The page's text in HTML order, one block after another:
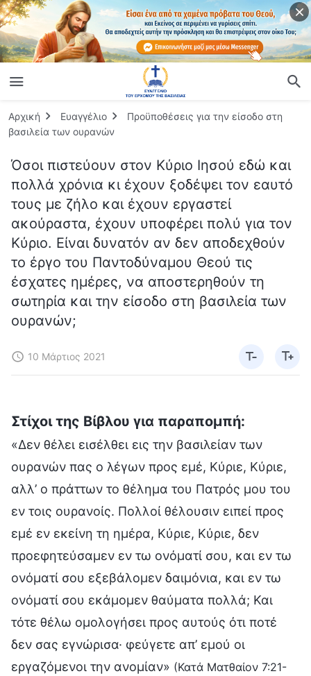
Αρχική Ευαγγέλιο
Προϋποθέσεις για την είσοδο στη
βασιλεία των ουρανών
Όσοι πιστεύουν στον Κύριο Ιησού εδώ και
πολλά χρόνια κι έχουν ξοδέψει τον εαυτό
τους με ζήλο και έχουν εργαστεί
ακούραστα, έχουν υποφέρει πολύ για τον
Κύριο. Είναι δυνατόν αν δεν αποδεχθούν
το έργο του Παντοδύναμου Θεού τις
έσχατες ημέρες, να αποστερηθούν τη
σωτηρία και την είσοδο στη βασιλεία των
ουρανών;
10 Μάρτιος 2021
Στίχοι της Βίβλου για παραπομπή:
«Δεν θέλει εισέλθει εις την βασιλείαν των
ουρανών πας ο λέγων προς εμέ, Κύριε, Κύριε,
αλλ’ ο πράττων το θέλημα του Πατρός μου του
εν τοις ουρανοίς. Πολλοί θέλουσιν ειπεί προς
εμέ εν εκείνη τη ημέρα, Κύριε, Κύριε, δεν
προεφητεύσαμεν εν τω ονόματί σου, και εν τω
ονόματί σου εξεβάλομεν δαιμόνια, και εν τω
ονόματί σου εκάμομεν θαύματα πολλά; Και
τότε θέλω ομολογήσει προς αυτούς ότι ποτέ
δεν σας εγνώρισα· φεύγετε απ’ εμού οι
εργαζόμενοι την ανομίαν» (Κατά Ματθαίον 7:21-